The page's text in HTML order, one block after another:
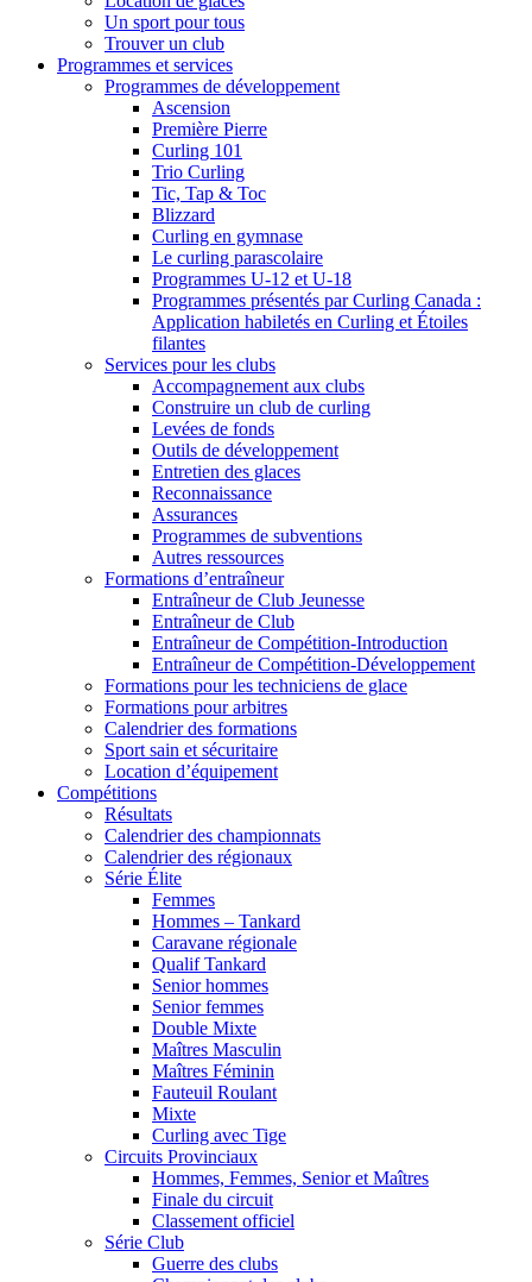
Un sport pour tous
Trouver un club
Programmes et services
Programmes de développement
Ascension
Première Pierre
Curling 101
Trio Curling
Tic, Tap & Toc
Blizzard
Curling en gymnase
Le curling parascolaire
Programmes U-12 et U-18
Programmes présentés par Curling Canada :
Application habiletés en Curling et Étoiles
filantes
Services pour les clubs
Accompagnement aux clubs
Construire un club de curling
Levées de fonds
Outils de développement
Entretien des glaces
Reconnaissance
Assurances
Programmes de subventions
Autres ressources
Formations d’entraîneur
Entraîneur de Club Jeunesse
Entraîneur de Club
Entraîneur de Compétition-Introduction
Entraîneur de Compétition-Développement
Formations pour les techniciens de glace
Formations pour arbitres
Calendrier des formations
Sport sain et sécuritaire
Location d’équipement
Compétitions
Résultats
Calendrier des championnats
Calendrier des régionaux
Série Élite
Femmes
Hommes – Tankard
Caravane régionale
Qualif Tankard
Senior hommes
Senior femmes
Double Mixte
Maîtres Masculin
Maîtres Féminin
Fauteuil Roulant
Mixte
Curling avec Tige
Circuits Provinciaux
Hommes, Femmes, Senior et Maîtres
Finale du circuit
Classement officiel
Série Club
Guerre des clubs